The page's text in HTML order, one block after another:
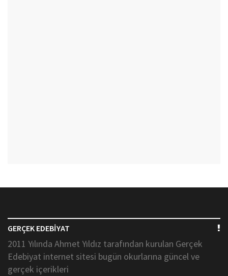
GERÇEK EDEBİYAT
2011 Yılında Ahmet Yıldız tarafından kurulan Gerçek
Edebiyat internet sitesi bugün okurlarına güncel ve
gerçek içerikleri